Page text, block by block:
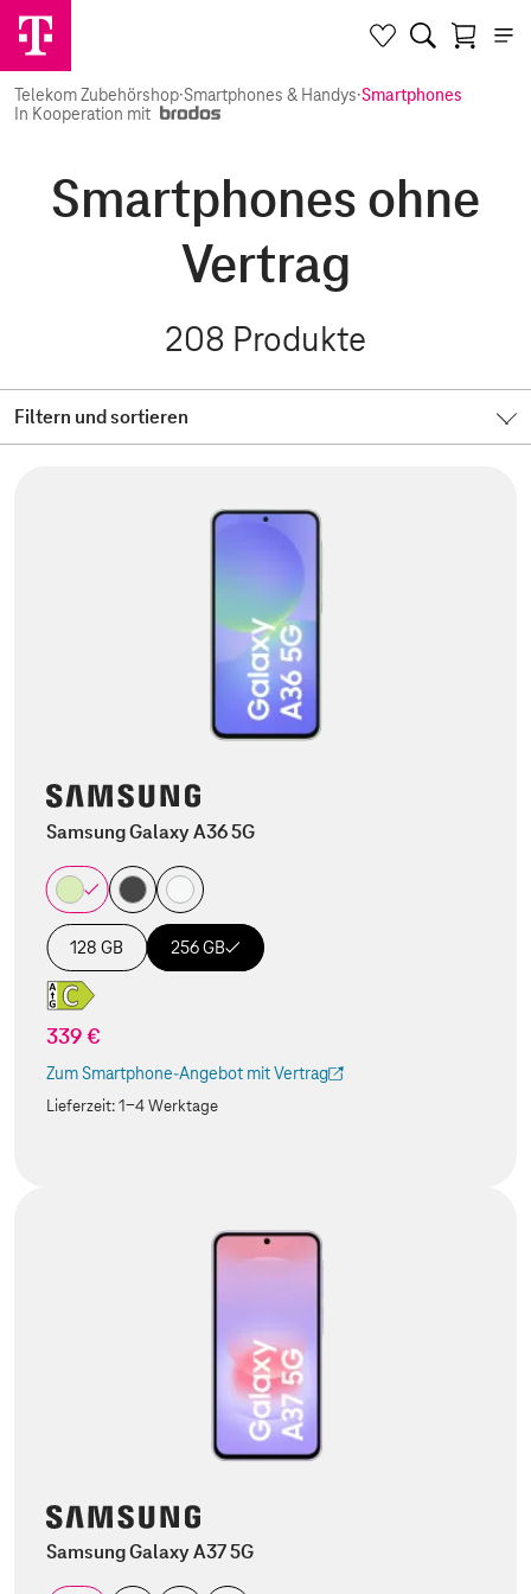
Telekom Zubehörshop·Smartphones & Handys·Smartphones
In Kooperation mit
Smartphones ohne
Vertrag
208 Produkte
Filtern und sortieren
Samsung Galaxy A36 5G
128 GB 256 GB
339 €
Zum Smartphone-Angebot mit Vertrag
(Der Link wird in einem neuen Tab geöffnet)
Lieferzeit:1-4 Werktage
Samsung Galaxy A37 5G